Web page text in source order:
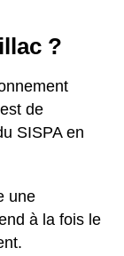
?
de
SISPA en
une
à la fois le